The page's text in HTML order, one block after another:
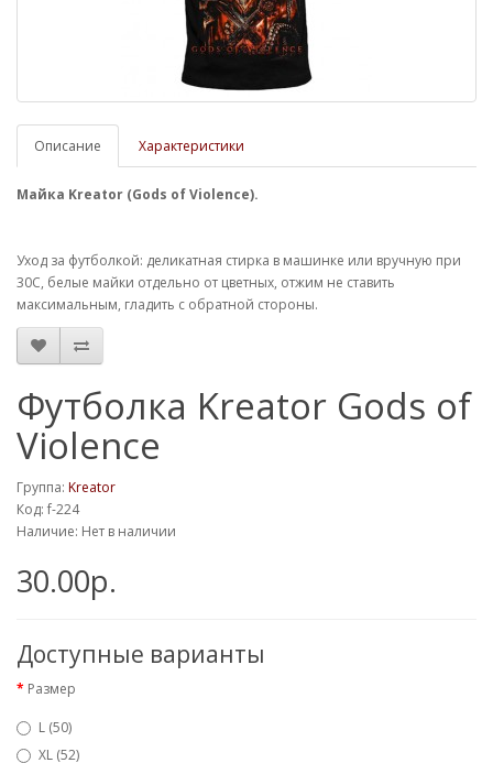
Описание Характеристики
Майка Kreator (Gods of Violence).
Уход за футболкой: деликатная стирка в машинке или вручную при
30С, белые майки отдельно от цветных, отжим не ставить
максимальным, гладить с обратной стороны.
Футболка Kreator Gods of
Violence
Группа: Kreator
Код: f-224
Наличие: Нет в наличии
30.00р.
Доступные варианты
Размер
L (50)
XL (52)